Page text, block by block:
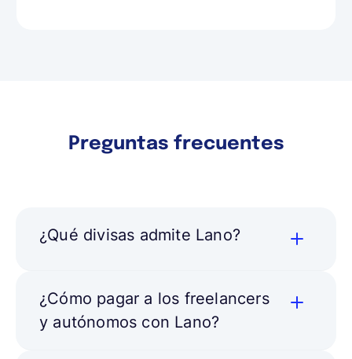
Preguntas frecuentes
¿Qué divisas admite Lano?
¿Cómo pagar a los freelancers
y autónomos con Lano?